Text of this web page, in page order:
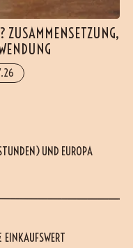
ZUSAMMENSETZUNG,
UND EUROPA